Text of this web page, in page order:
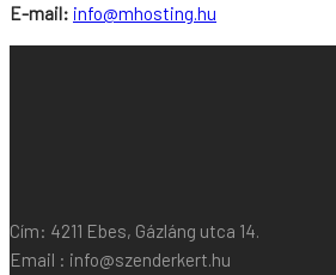
E-mail: info@mhosting.hu
Cím: 4211 Ebes, Gázláng utca 14.
Email : info@szenderkert.hu